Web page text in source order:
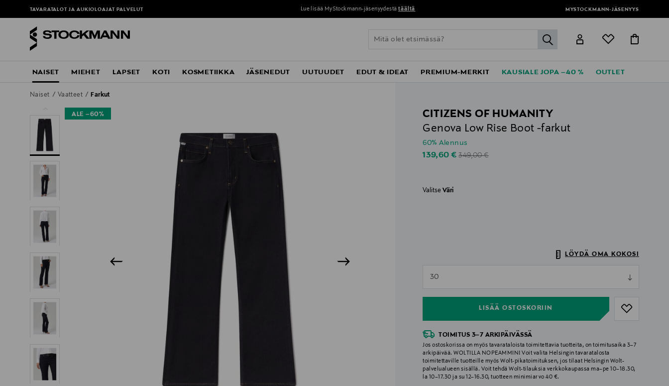
TAVARATALOT JA AUKIOLOAJAT PALVELUT Perustoimitus 0 € yli 120 euron ostoksista! MYSTOCKMANN-JÄSENYYS
label.header.go
NAISET MIEHET LAPSET KOTI KOSMETIIKKA JÄSENEDUT UUTUUDET EDUT & IDEAT PREMIUM-MERKIT KAUSIALE JOPA –40 % OUTLET
Naiset Vaatteet Farkut
ALE –60%
CITIZENS OF HUMANITY
Genova Low Rise Boot -farkut
60% Alennus
Discounted Price
139,60 €Original Price
349,00 €
ValitseVäri
LÖYDÄ OMA KOKOSI
30
LISÄÄ OSTOSKORIIN
TOIMITUS 3–7 ARKIPÄIVÄSSÄ
Jos ostoskorissa on myös tavarataloista toimitettavia tuotteita, on toimitusaika 3–7
arkipäivää. WOLTILLA NOPEAMMIN! Voit valita Helsingin tavaratalosta
toimitettaville tuotteille myös Wolt-pikatoimituksen, jos tilaat Helsingin Wolt-
palvelualueen sisällä. Voit tehdä Wolt-tilauksia verkkokaupassa ma–pe 10–18.30,
la 10–17.30 ja su 12–16.30, tuotteen minimiarvo 40 €.